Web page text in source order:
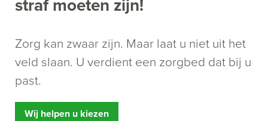
Zorg kan zwaar zijn. Maar laat u niet uit het
veld slaan. U verdient een zorgbed dat bij u
past.
Wij helpen u kiezen